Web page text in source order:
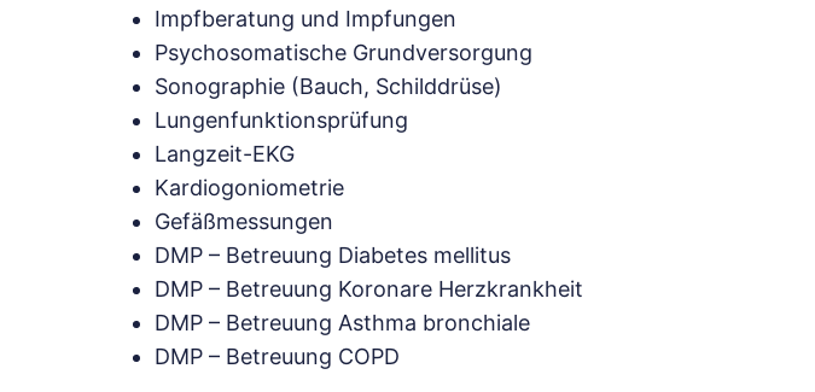
Impfberatung und Impfungen
Psychosomatische Grundversorgung
Sonographie (Bauch, Schilddrüse)
Lungenfunktionsprüfung
Langzeit-EKG
Kardiogoniometrie
Gefäßmessungen
DMP – Betreuung Diabetes mellitus
DMP – Betreuung Koronare Herzkrankheit
DMP – Betreuung Asthma bronchiale
DMP – Betreuung COPD